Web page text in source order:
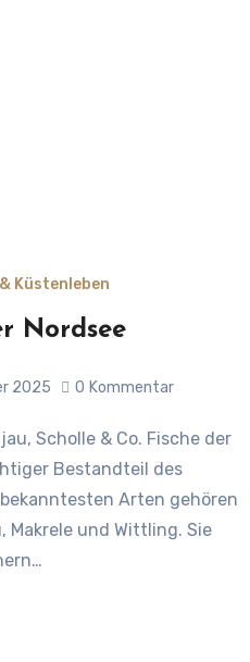
Küstenleben
Nordsee
2025 0 Kommentar
Bestandteil des
Arten gehören
Makrele und Wittling. Sie